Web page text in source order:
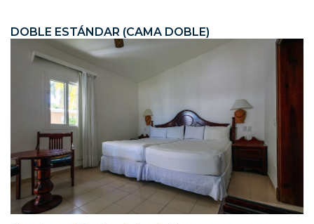
DOBLE ESTÁNDAR (CAMA DOBLE)